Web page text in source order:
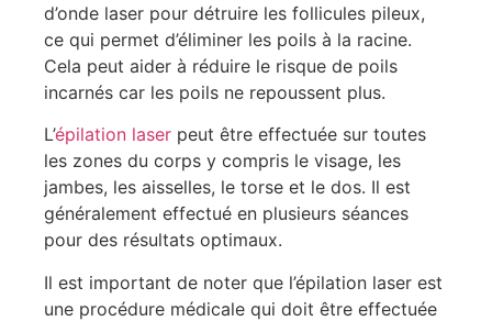
d’onde laser pour détruire les follicules pileux,
ce qui permet d’éliminer les poils à la racine.
Cela peut aider à réduire le risque de poils
incarnés car les poils ne repoussent plus.
L’épilation laser peut être effectuée sur toutes
les zones du corps y compris le visage, les
jambes, les aisselles, le torse et le dos. Il est
généralement effectué en plusieurs séances
pour des résultats optimaux.
Il est important de noter que l’épilation laser est
une procédure médicale qui doit être effectuée